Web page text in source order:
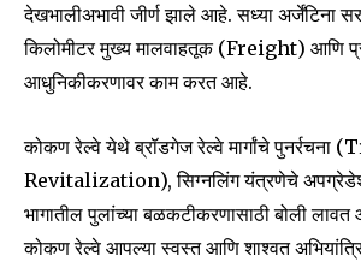
देखभालीअभावी जीर्ण झाले आहे. सध्या अर्जेंटिना
किलोमीटर मुख्य मालवाहतूक (Freight) आणि
आधुनिकीकरणावर काम करत आहे.
कोकण रेल्वे येथे ब्रॉडगेज रेल्वे मार्गांचे पुनर्रचना
Revitalization), सिग्नलिंग यंत्रणेचे
भागातील पुलांच्या बळकटीकरणासाठी बोली
कोकण रेल्वे आपल्या स्वस्त आणि शाश्वत